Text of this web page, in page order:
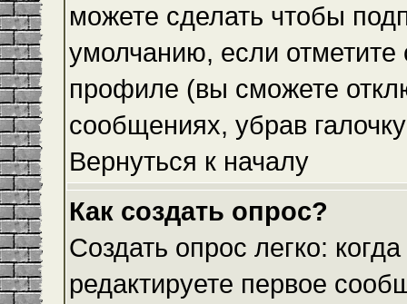
можете сделать чтобы
умолчанию, если
профиле (вы сможете
сообщениях, убрав
Вернуться к началу
Как создать опрос?
Создать опрос легко:
редактируете первое